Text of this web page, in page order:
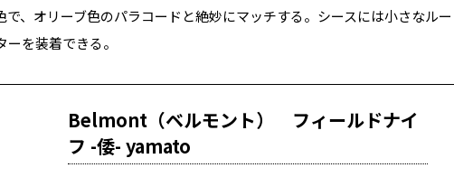
、オリーブ色のパラコードと絶妙にマッチする。シースには小さなルー
を装着できる。
Belmont（ベルモント） フィールドナイ
フ -倭- yamato